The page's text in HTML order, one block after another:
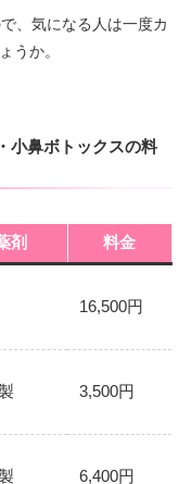
、気になる人は一度カ
うか。
小鼻ボトックスの料
剤 料金
16,500円
3,500円
6,400円